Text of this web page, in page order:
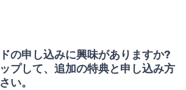
の申し込みに興味がありますか?
プして、追加の特典と申し込み方
い。